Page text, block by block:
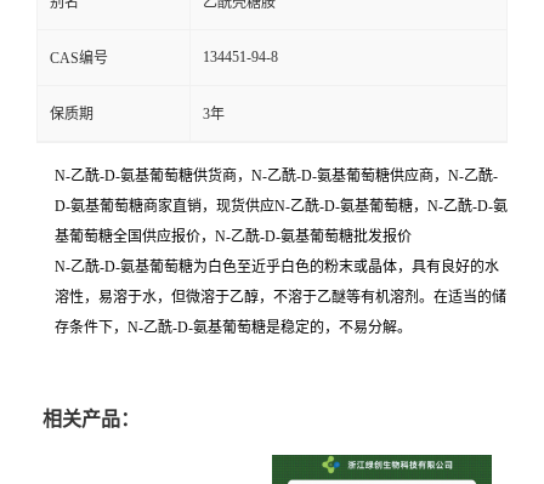
CAS编号 134451-94-8
保质期 3年
N-乙酰-D-氨基葡萄糖供货商，N-乙酰-D-氨基葡萄糖供应商，N-乙酰-
D-氨基葡萄糖商家直销，现货供应N-乙酰-D-氨基葡萄糖，N-乙酰-D-氨
基葡萄糖全国供应报价，N-乙酰-D-氨基葡萄糖批发报价
N-乙酰-D-氨基葡萄糖为白色至近乎白色的粉末或晶体，具有良好的水
溶性，易溶于水，但微溶于乙醇，不溶于乙醚等有机溶剂。在适当的储
存条件下，N-乙酰-D-氨基葡萄糖是稳定的，不易分解。
相关产品：